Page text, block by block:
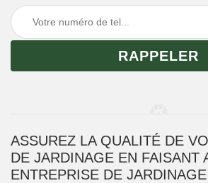
ASSUREZ LA QUALITÉ DE
DE JARDINAGE EN FAISANT
ENTREPRISE DE